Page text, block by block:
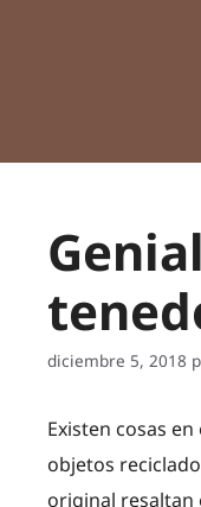
diciembre 5, 2018
Existen cosas
objetos
original resaltan